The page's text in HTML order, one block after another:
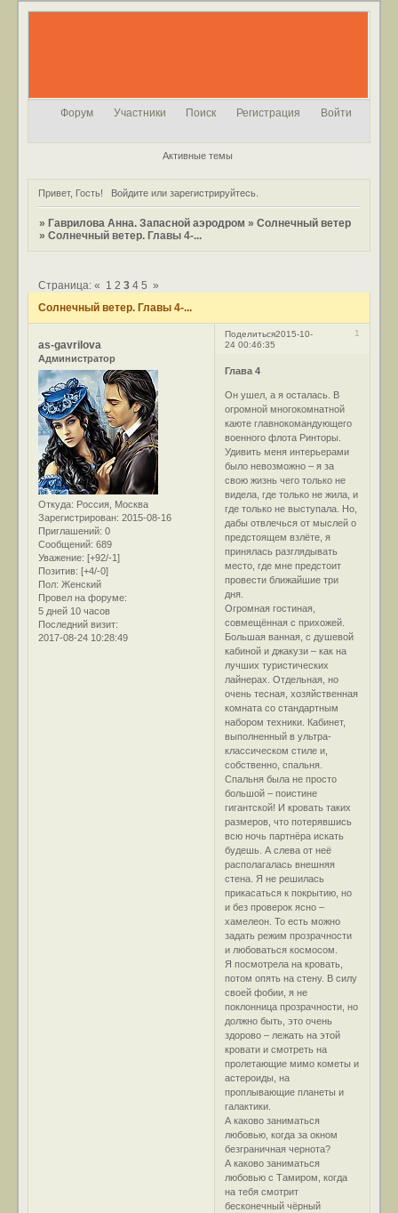
Форум Участники Поиск Регистрация Войти
Активные темы
Привет, Гость! Войдитеили зарегистрируйтесь.
» Гаврилова Анна. Запасной аэродром »Солнечный ветер
»Солнечный ветер. Главы 4-...
Солнечный ветер. Главы 4-...
Страница:« 1 2 3 4 5 »
Поделиться 1
2015-10-
24 00:46:35
as-gavrilova
Администратор
Откуда: Россия, Москва
Зарегистрирован: 2015-08-16
Приглашений: 0
Сообщений: 689
Уважение: [+92/-1]
Позитив: [+4/-0]
Пол: Женский
Провел на форуме:
5 дней 10 часов
Последний визит:
2017-08-24 10:28:49
Глава 4
Он ушел, а я осталась. В
огромной многокомнатной
каюте главнокомандующего
военного флота Ринторы.
Удивить меня интерьерами
было невозможно – я за
свою жизнь чего только не
видела, где только не жила, и
где только не выступала. Но,
дабы отвлечься от мыслей о
предстоящем взлёте, я
принялась разглядывать
место, где мне предстоит
провести ближайшие три
дня.
Огромная гостиная,
совмещённая с прихожей.
Большая ванная, с душевой
кабиной и джакузи – как на
лучших туристических
лайнерах. Отдельная, но
очень тесная, хозяйственная
комната со стандартным
набором техники. Кабинет,
выполненный в ультра-
классическом стиле и,
собственно, спальня.
Спальня была не просто
большой – поистине
гигантской! И кровать таких
размеров, что потерявшись
всю ночь партнёра искать
будешь. А слева от неё
располагалась внешняя
стена. Я не решилась
прикасаться к покрытию, но
и без проверок ясно –
хамелеон. То есть можно
задать режим прозрачности
и любоваться космосом.
Я посмотрела на кровать,
потом опять на стену. В силу
своей фобии, я не
поклонница прозрачности, но
должно быть, это очень
здорово – лежать на этой
кровати и смотреть на
пролетающие мимо кометы и
астероиды, на
проплывающие планеты и
галактики.
А каково заниматься
любовью, когда за окном
безграничная чернота?
А каково заниматься
любовью с Тамиром, когда
на тебя смотрит
бесконечный чёрный